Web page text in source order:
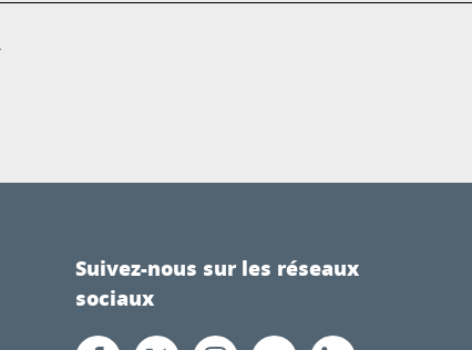
Suivez-nous sur les réseaux
sociaux